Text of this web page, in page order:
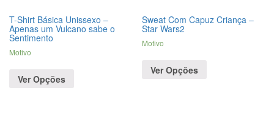
T-Shirt Básica Unissexo –
Apenas um Vulcano sabe o
Sentimento
Motivo
Ver Opções
Sweat Com Capuz Criança –
Star Wars2
Motivo
Ver Opções